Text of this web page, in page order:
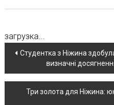
загрузка...
Навігація
по
новині
Студентка з Ніжина
визначні
Три золота для Ніжина: